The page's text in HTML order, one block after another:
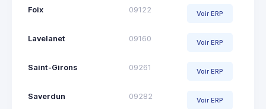
Foix 09122 Voir ERP
Lavelanet 09160 Voir ERP
Saint-Girons 09261 Voir ERP
Saverdun 09282 Voir ERP